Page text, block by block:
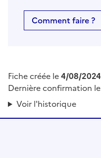
Comment faire ?
Fiche créée le4/08/2024
Dernière confirmation le
Voir l'historique